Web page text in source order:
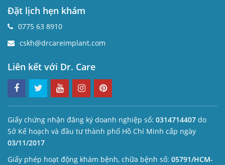
Đặt lịch hẹn khám
0775 63 8910
cskh@drcareimplant.com
Liên kết với Dr. Care
Giấy chứng nhận đăng ký doanh nghiệp số: 0314714407 do
Sở Kế hoạch và đầu tư thành phố Hồ Chí Minh cấp ngày
03/11/2017
Giấy phép hoạt động khám bệnh, chữa bệnh số: 05791/HCM-